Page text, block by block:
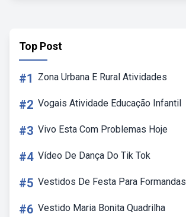
Top Post
#1 Zona Urbana E Rural Atividades
#2 Vogais Atividade Educação Infantil
#3 Vivo Esta Com Problemas Hoje
#4 Vídeo De Dança Do Tik Tok
#5 Vestidos De Festa Para Formandas
#6 Vestido Maria Bonita Quadrilha